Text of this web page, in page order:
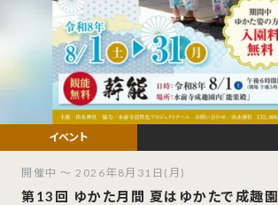
第13回 ゆかた月間 夏はゆかたで成趣園
開催中 ～ 2026年8月31日(月)